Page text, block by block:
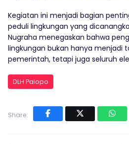
Kegiatan ini menjadi bagian
peduli lingkungan yang
Nugraha menegaskan bahwa
lingkungan bukan hanya menjadi
pemerintah, tetapi juga seluruh
DLH Palopo
Share: